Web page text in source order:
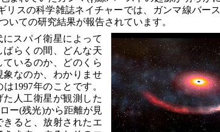
リスの科学雑誌ネイチャーでは、ガンマ線バース
いての研究結果が報告されています。
にスパイ衛星によって
らくの間、どんな天
いるのか、どのくら
なのか、わかりませ
1997年のことです。
人工衛星が観測した
ー(残光)から距離が見
ると、放射されたエ